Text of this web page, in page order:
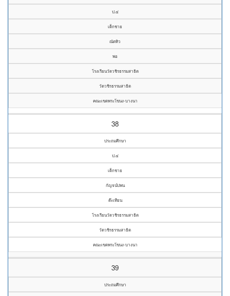
ป.๔
เด็กชาย
ณัตทิว
พอ
โรงเรียนวัดวชิรธรรมสาธิต
วัดวชิรธรรมสาธิต
คณะเขตพระโขนง-บางนา
38
ประถมศึกษา
ป.๔
เด็กชาย
กัญจน์ปพน
ต๊ะเทียน
โรงเรียนวัดวชิรธรรมสาธิต
วัดวชิรธรรมสาธิต
คณะเขตพระโขนง-บางนา
39
ประถมศึกษา